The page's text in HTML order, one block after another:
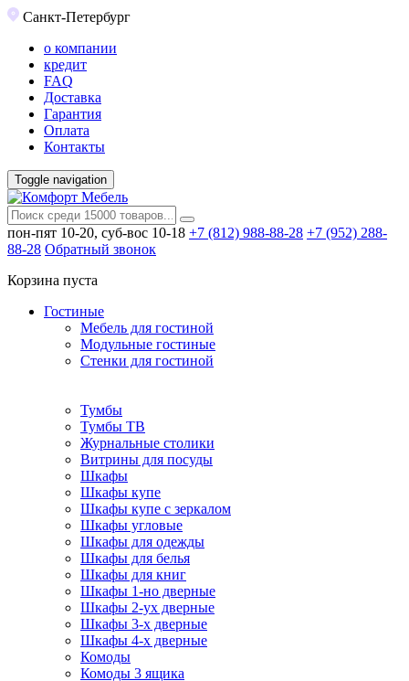
Санкт-Петербург
о компании
кредит
FAQ
Доставка
Гарантия
Оплата
Контакты
Toggle navigation
пон-пят 10-20, суб-вос 10-18 +7 (812) 988-88-28 +7 (952) 288-
88-28 Обратный звонок
Корзина пуста
Гостиные
Мебель для гостиной
Модульные гостиные
Стенки для гостиной
Тумбы
Тумбы ТВ
Журнальные столики
Витрины для посуды
Шкафы
Шкафы купе
Шкафы купе с зеркалом
Шкафы угловые
Шкафы для одежды
Шкафы для белья
Шкафы для книг
Шкафы 1-но дверные
Шкафы 2-ух дверные
Шкафы 3-х дверные
Шкафы 4-х дверные
Комоды
Комоды 3 ящика